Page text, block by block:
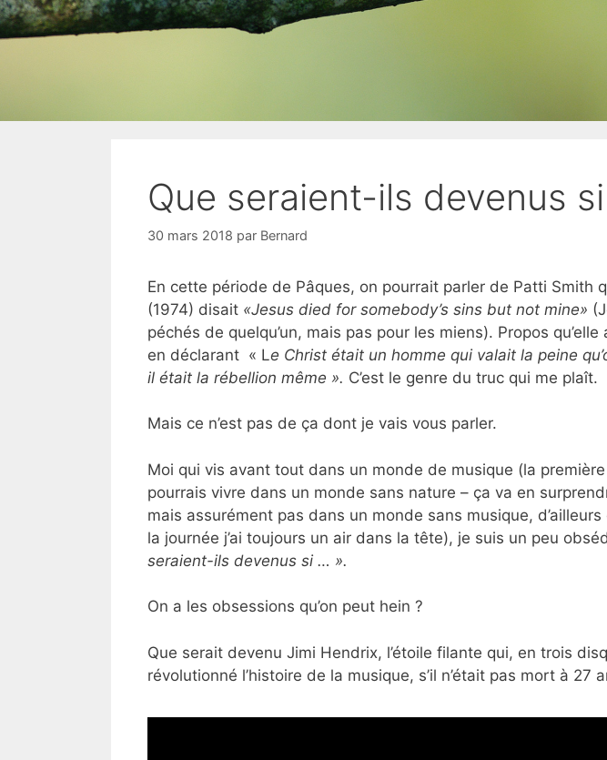
Que seraient-ils devenus
30 mars 2018 par Bernard
En cette période de Pâques, on pourrait parler de Patti Smith
(1974) disait «Jesus died for somebody’s sins but not mine»
péchés de quelqu’un, mais pas pour les miens). Propos
en déclarant « Le Christ était un homme qui valait la peine
il était la rébellion même ». C’est le genre du truc qui me plaît.
Mais ce n’est pas de ça dont je vais vous parler.
Moi qui vis avant tout dans un monde de musique (la
pourrais vivre dans un monde sans nature – ça va en
mais assurément pas dans un monde sans musique,
la journée j’ai toujours un air dans la tête), je suis un peu
seraient-ils devenus si … ».
On a les obsessions qu’on peut hein ?
Que serait devenu Jimi Hendrix, l’étoile filante qui, en trois
révolutionné l’histoire de la musique, s’il n’était pas mort à 27